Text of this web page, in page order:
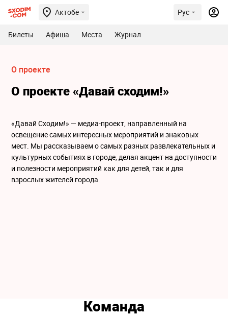
Актобе Рус
Билеты Афиша Места Журнал
О проекте
О проекте «Давай сходим!»
«Давай Сходим!» — медиа-проект, направленный на
освещение самых интересных мероприятий и знаковых
мест. Мы рассказываем о самых разных развлекательных и
культурных событиях в городе, делая акцент на доступности
и полезности мероприятий как для детей, так и для
взрослых жителей города.
Команда